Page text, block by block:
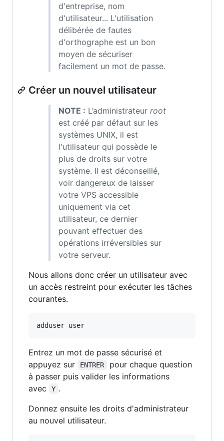
d'entreprise, nom
d'utilisateur... L'utilisation
délibérée de fautes
d'orthographe est un bon
moyen de sécuriser
facilement un mot de passe.
Créer un nouvel utilisateur
NOTE : L’administrateur root
est créé par défaut sur les
systèmes UNIX, il est
l'utilisateur qui possède le
plus de droits sur votre
système. Il est déconseillé,
voir dangereux de laisser
votre VPS accessible
uniquement via cet
utilisateur, ce dernier
pouvant effectuer des
opérations irréversibles sur
votre serveur.
Nous allons donc créer un utilisateur avec
un accès restreint pour exécuter les tâches
courantes.
adduser user
Entrez un mot de passe sécurisé et
appuyez sur
ENTRER
pour chaque question
à passer puis valider les informations
avec
Y .
Donnez ensuite les droits d'administrateur
au nouvel utilisateur.